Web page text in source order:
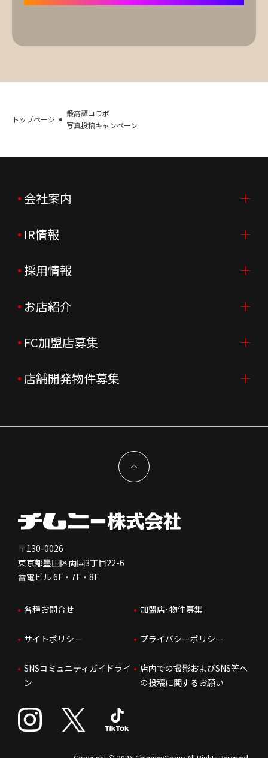
トップページ
鍛高譚コラボ
写真投稿キャンペーン
会社案内
会社案内TOP
ご挨拶
会社概要
会社沿革
企業理念
新型コロナウイルス対応
IR情報
IR情報TOP
ニュースリリース
月次売上
決算資料
コーポレートガバナンス
免責事項
株価情報
IRお問合せ
採用情報
採用情報TOP
新卒採用
中途採用
会社を知る
人を知る
はたらく環境
人財育成
サステナビリティ
お店紹介
店舗を探す・予約する
よくあるご質問
FC加盟店募集
FC加盟店募集TOP
独立支援について
FC加盟店お問合せ
店舗開発物件募集
〒130-0026
東京都墨田区両国3丁目22-6
雷電ビル 6F・7F・8F
各種お問合せ 加盟店･物件募集
サイトポリシー プライバシーポリシー
SNSコミュニティガイドライ
ン
店内での撮影およびSNS等へ
の投稿に関するお願い